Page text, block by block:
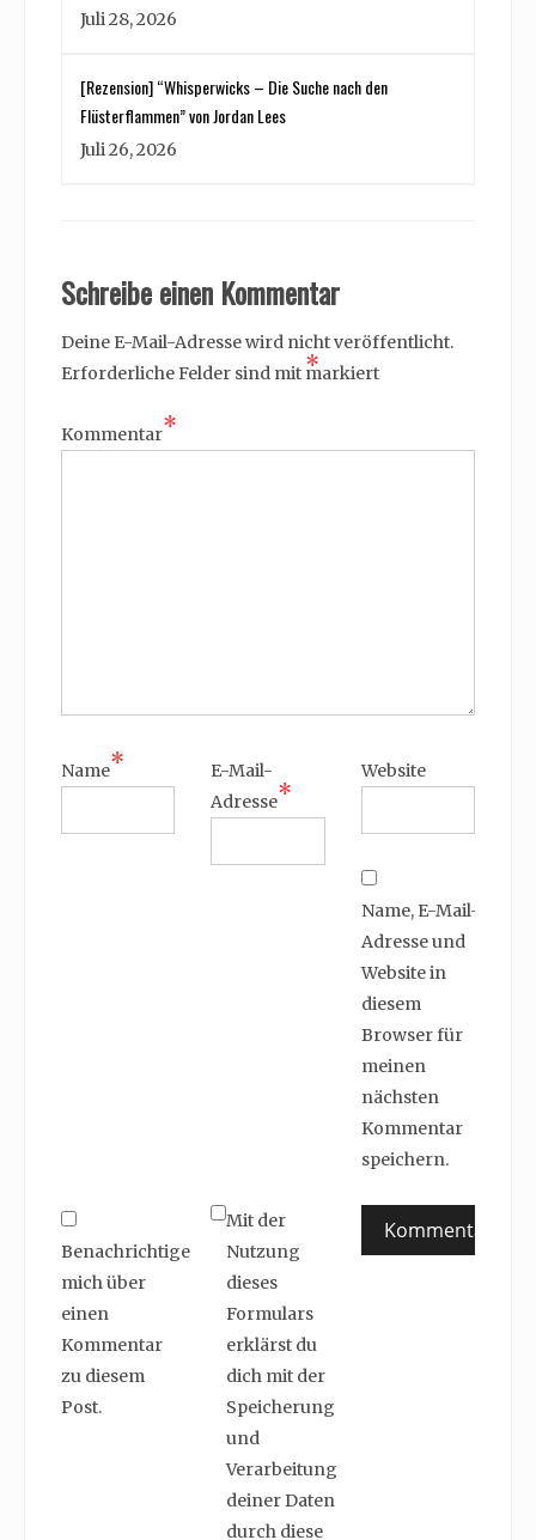
Juli 28, 2026
[Rezension] “Whisperwicks – Die Suche nach den
Flüsterflammen” von Jordan Lees
Juli 26, 2026
Schreibe einen Kommentar
Deine E-Mail-Adresse wird nicht veröffentlicht.
Erforderliche Felder sind mit *
markiert
Kommentar*
Name*
E-Mail-
Adresse*
Website
Name, E-Mail-
Adresse und
Website in
diesem
Browser für
meinen
nächsten
Kommentar
speichern.
Benachrichtige
mich über
einen
Kommentar
zu diesem
Post.
Mit der
Nutzung
dieses
Formulars
erklärst du
dich mit der
Speicherung
und
Verarbeitung
deiner Daten
durch diese